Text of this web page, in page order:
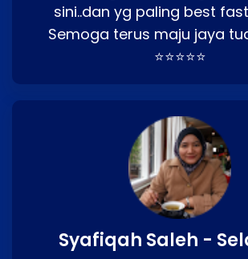
sini..dan yg paling best
Semoga terus maju jaya
⭐⭐⭐⭐⭐
Syafiqah Saleh -